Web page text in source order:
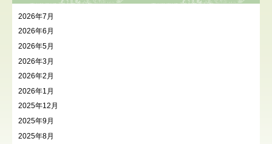
2026年7月
2026年6月
2026年5月
2026年3月
2026年2月
2026年1月
2025年12月
2025年9月
2025年8月